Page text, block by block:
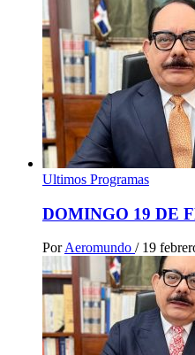
Ultimos Programas
DOMINGO 19 DE
PorAeromundo / 19